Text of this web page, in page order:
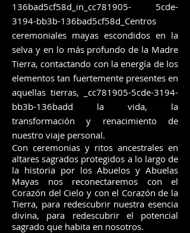
136bad5cf58d_in_cc781905- 5cde-
3194-bb3b-136bad5cf58d_Centros
ceremoniales mayas escondidos en la
selva y en lo más profundo de la Madre
Tierra, contactando con la energía de los
elementos tan fuertemente presentes en
aquellas tierras, _cc781905-5cde-3194-
bb3b-136badd la vida, la
transformación y renacimiento de
nuestro viaje personal.
Con ceremonias y ritos ancestrales en
altares sagrados protegidos a lo largo de
la historia por los Abuelos y Abuelas
Mayas nos reconectaremos con el
Corazón del Cielo y con el Corazón de la
Tierra, para redescubrir nuestra esencia
divina, para redescubrir el potencial
sagrado que habita en nosotros.